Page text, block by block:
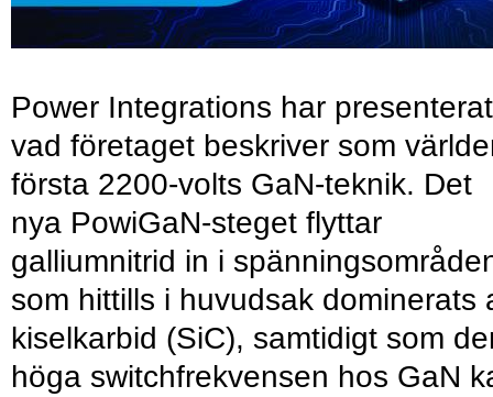
Power Integrations har presenterat
vad företaget beskriver som
första 2200-volts GaN-teknik. Det
nya PowiGaN-steget flyttar
galliumnitrid in i
som hittills i huvudsak dominerats
kiselkarbid (SiC), samtidigt som
höga switchfrekvensen hos GaN